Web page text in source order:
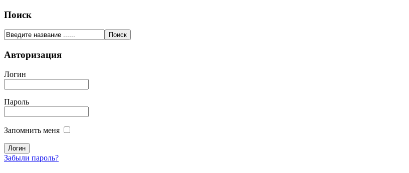
Поиск
Авторизация
Логин
Пароль
Запомнить меня
Забыли пароль?